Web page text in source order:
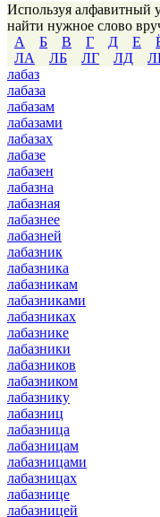
Используя алфавитный
найти нужное слово
А
Б В Г Д Е
ЛА
ЛБ ЛГ ЛД
лабаз
лабаза
лабазам
лабазами
лабазах
лабазе
лабазен
лабазна
лабазная
лабазнее
лабазней
лабазник
лабазника
лабазникам
лабазниками
лабазниках
лабазнике
лабазники
лабазников
лабазником
лабазнику
лабазниц
лабазница
лабазницам
лабазницами
лабазницах
лабазнице
лабазницей